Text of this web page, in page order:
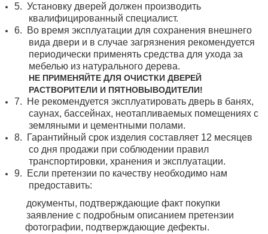
5. Установку дверей должен производить
квалифицированный специалист.
6.
Во время эксплуатации для сохранения внешнего
вида двери и в случае загрязнения рекомендуется
периодически применять средства для ухода за
мебелью из натурального дерева.
НЕ ПРИМЕНЯЙТЕ ДЛЯ ОЧИСТКИ ДВЕРЕЙ
РАСТВОРИТЕЛИ И ПЯТНОВЫВОДИТЕЛИ!
7.
Не рекомендуется эксплуатировать дверь в банях,
саунах, бассейнах, неотапливаемых помещениях с
земляными и цементными полами.
8.
Гарантийный срок изделия составляет 12 месяцев
со дня продажи при соблюдении правил
транспортировки, хранения и эксплуатации.
9.
Если претензии по качеству необходимо нам
предоставить:
документы, подтверждающие факт покупки
заявление с подробным описанием претензии
фотографии, подтверждающие дефекты.